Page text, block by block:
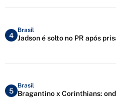
4
Brasil
Jadson é solto no PR após
5
Brasil
Bragantino x Corinthians: